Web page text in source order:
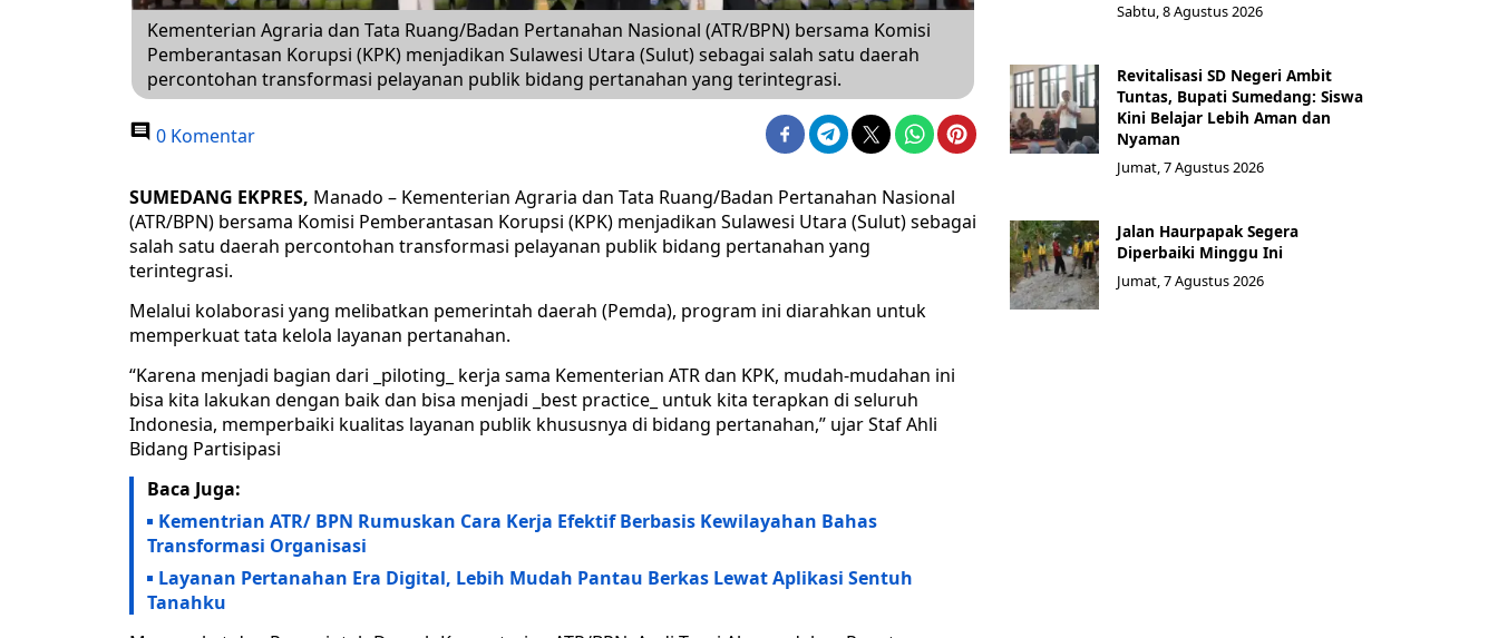
Kementerian Agraria dan Tata Ruang/Badan Pertanahan Nasional (ATR/BPN) bersama Komisi
Pemberantasan Korupsi (KPK) menjadikan Sulawesi Utara (Sulut) sebagai salah satu daerah
percontohan transformasi pelayanan publik bidang pertanahan yang terintegrasi.
0 Komentar
SUMEDANG EKPRES, Manado – Kementerian Agraria dan Tata Ruang/Badan Pertanahan Nasional
(ATR/BPN) bersama Komisi Pemberantasan Korupsi (KPK) menjadikan Sulawesi Utara (Sulut) sebagai
salah satu daerah percontohan transformasi pelayanan publik bidang pertanahan yang
terintegrasi.
Melalui kolaborasi yang melibatkan pemerintah daerah (Pemda), program ini diarahkan untuk
memperkuat tata kelola layanan pertanahan.
“Karena menjadi bagian dari _piloting_ kerja sama Kementerian ATR dan KPK, mudah-mudahan ini
bisa kita lakukan dengan baik dan bisa menjadi _best practice_ untuk kita terapkan di seluruh
Indonesia, memperbaiki kualitas layanan publik khususnya di bidang pertanahan,” ujar Staf Ahli
Bidang Partisipasi
Baca Juga:
Kementrian ATR/ BPN Rumuskan Cara Kerja Efektif Berbasis Kewilayahan Bahas
Transformasi Organisasi
Layanan Pertanahan Era Digital, Lebih Mudah Pantau Berkas Lewat Aplikasi Sentuh
Tanahku
Sabtu, 8 Agustus 2026
Revitalisasi SD Negeri Ambit
Tuntas, Bupati Sumedang: Siswa
Kini Belajar Lebih Aman dan
Nyaman
Jumat, 7 Agustus 2026
Jalan Haurpapak Segera
Diperbaiki Minggu Ini
Jumat, 7 Agustus 2026